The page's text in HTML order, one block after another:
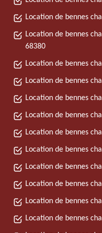
Location de bennes
Location de bennes
68380
Location de bennes
Location de bennes
Location de bennes
Location de bennes
Location de bennes
Location de bennes
Location de bennes
Location de bennes
Location de bennes
Location de bennes